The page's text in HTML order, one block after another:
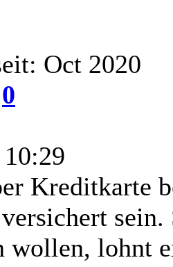
Oct 2020
0
Kreditkarte
wollen, lohnt